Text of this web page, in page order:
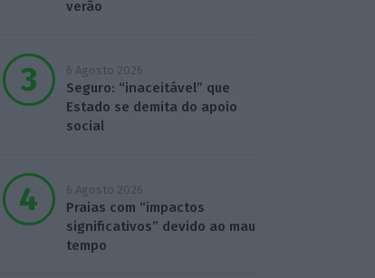
verão
6 Agosto 2026
Seguro: “inaceitável” que
Estado se demita do apoio
social
6 Agosto 2026
Praias com “impactos
significativos” devido ao mau
tempo